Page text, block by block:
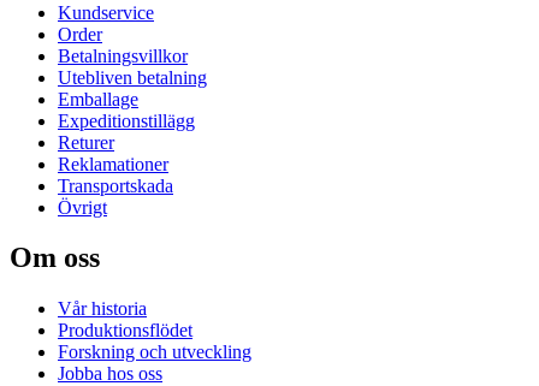
Kundservice
Order
Betalningsvillkor
Utebliven betalning
Emballage
Expeditionstillägg
Returer
Reklamationer
Transportskada
Övrigt
Om oss
Vår historia
Produktionsflödet
Forskning och utveckling
Jobba hos oss